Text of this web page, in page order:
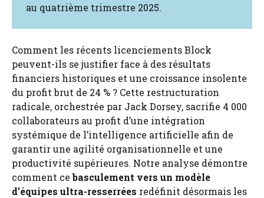
au quatrième trimestre 2025.
Comment les récents licenciements Block
peuvent-ils se justifier face à des résultats
financiers historiques et une croissance insolente
du profit brut de 24 % ? Cette restructuration
radicale, orchestrée par Jack Dorsey, sacrifie 4 000
collaborateurs au profit d’une intégration
systémique de l’intelligence artificielle afin de
garantir une agilité organisationnelle et une
productivité supérieures. Notre analyse démontre
comment cebasculement vers un modèle
d’équipes ultra-resserrées redéfinit désormais les